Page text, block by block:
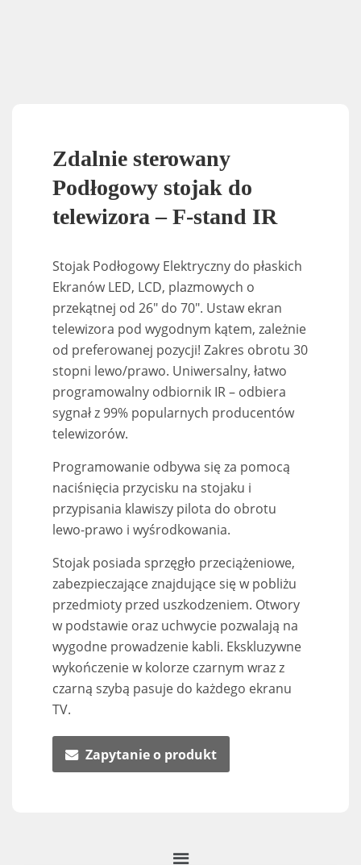
Zdalnie sterowany
Podłogowy stojak do
telewizora – F-stand IR
Stojak Podłogowy Elektryczny do płaskich
Ekranów LED, LCD, plazmowych o
przekątnej od 26″ do 70″. Ustaw ekran
telewizora pod wygodnym kątem, zależnie
od preferowanej pozycji! Zakres obrotu 30
stopni lewo/prawo. Uniwersalny, łatwo
programowalny odbiornik IR – odbiera
sygnał z 99% popularnych producentów
telewizorów.
Programowanie odbywa się za pomocą
naciśnięcia przycisku na stojaku i
przypisania klawiszy pilota do obrotu
lewo-prawo i wyśrodkowania.
Stojak posiada sprzęgło przeciążeniowe,
zabezpieczające znajdujące się w pobliżu
przedmioty przed uszkodzeniem. Otwory
w podstawie oraz uchwycie pozwalają na
wygodne prowadzenie kabli. Ekskluzywne
wykończenie w kolorze czarnym wraz z
czarną szybą pasuje do każdego ekranu
TV.
Zapytanie o produkt